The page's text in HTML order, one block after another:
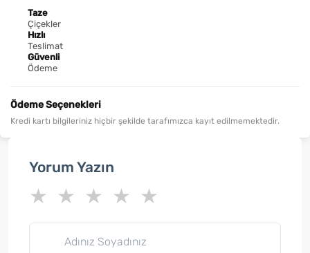
Taze
Çiçekler
Hızlı
Teslimat
Güvenli
Ödeme
Ödeme Seçenekleri
Kredi kartı bilgileriniz hiçbir şekilde tarafımızca kayıt edilmemektedir.
Yorum Yazın